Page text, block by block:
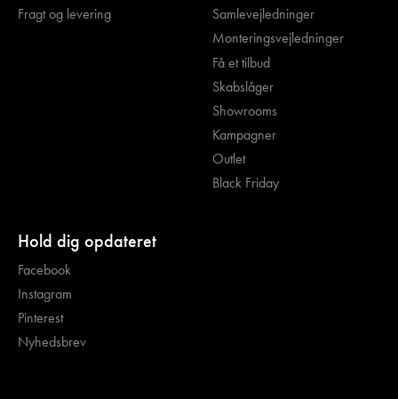
Fragt og levering
Samlevejledninger
Monteringsvejledninger
Få et tilbud
Skabslåger
Showrooms
Kampagner
Outlet
Black Friday
Hold dig opdateret
Facebook
Instagram
Pinterest
Nyhedsbrev